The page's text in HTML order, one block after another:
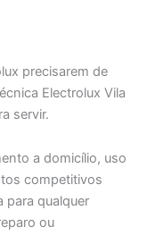
precisarem de
Electrolux Vila
servir.
a domicílio, uso
competitivos
para qualquer
ou